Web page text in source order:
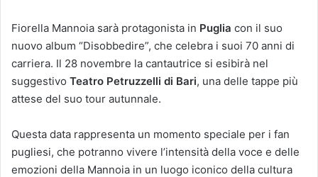
Fiorella Mannoia sarà protagonista in Puglia con il suo
nuovo album “Disobbedire”, che celebra i suoi 70 anni di
carriera. Il 28 novembre la cantautrice si esibirà nel
suggestivo Teatro Petruzzelli di Bari, una delle tappe più
attese del suo tour autunnale.
Questa data rappresenta un momento speciale per i fan
pugliesi, che potranno vivere l’intensità della voce e delle
emozioni della Mannoia in un luogo iconico della cultura